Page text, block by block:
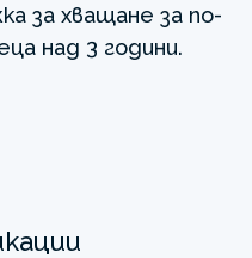
за хващане за по-
над 3 години.